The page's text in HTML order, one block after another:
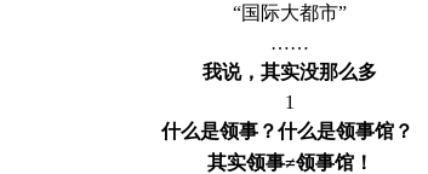
“国际大都市”
……
我说，其实没那么多
1
什么是领事？什么是领事馆？
其实领事≠领事馆！